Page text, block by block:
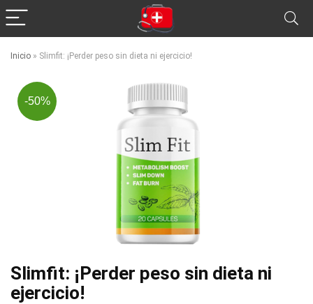
Inicio » Slimfit: ¡Perder peso sin dieta ni ejercicio!
-50%
Slimfit: ¡Perder peso sin dieta ni
ejercicio!